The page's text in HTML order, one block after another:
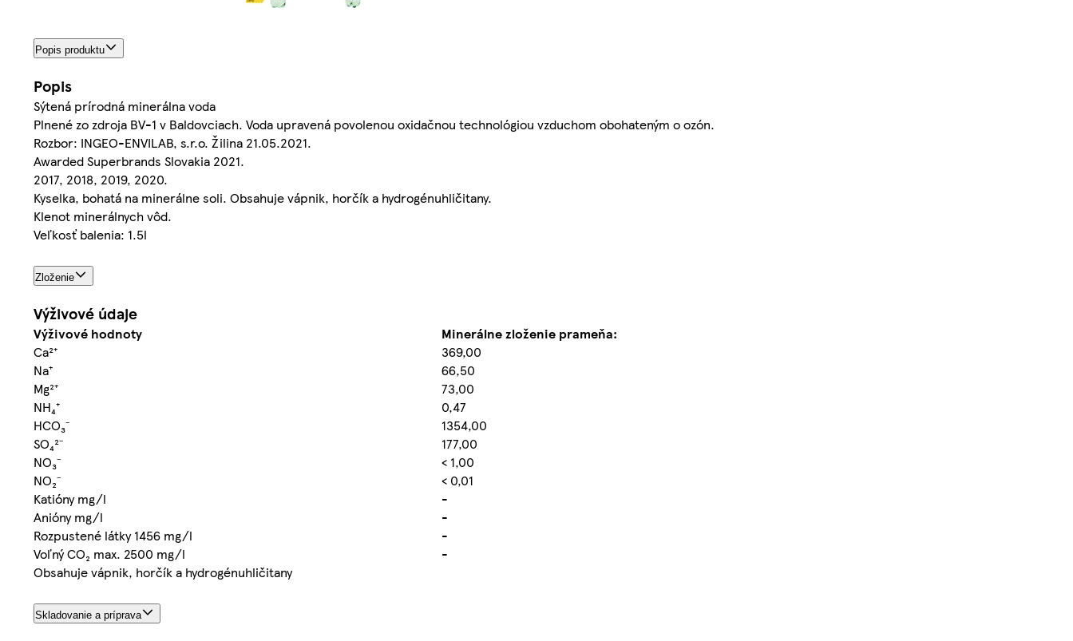
Popis produktu
Popis
Sýtená prírodná minerálna voda
Plnené zo zdroja BV-1 v Baldovciach. Voda upravená povolenou oxidačnou technológiou vzduchom obohateným o ozón.
Rozbor: INGEO-ENVILAB, s.r.o. Žilina 21.05.2021.
Awarded Superbrands Slovakia 2021.
2017, 2018, 2019, 2020.
Kyselka, bohatá na minerálne soli. Obsahuje vápnik, horčík a hydrogénuhličitany.
Klenot minerálnych vôd.
Veľkosť balenia: 1.5l
Zloženie
Výživové údaje
Výživové hodnoty
Minerálne zloženie prameňa:
Ca²⁺
369,00
Na⁺
66,50
Mg²⁺
73,00
NH₄⁺
0,47
HCO₃⁻
1354,00
SO₄²⁻
177,00
NO₃⁻
< 1,00
NO₂⁻
< 0,01
Katióny mg/l
-
Anióny mg/l
-
Rozpustené látky 1456 mg/l
-
Voľný CO₂ max. 2500 mg/l
-
Obsahuje vápnik, horčík a hydrogénuhličitany
Skladovanie a príprava